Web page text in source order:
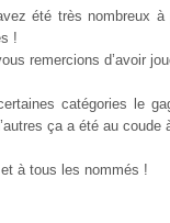
été très nombreux à
!
remercions d’avoir
catégories le
ça a été au
à tous les nommés !